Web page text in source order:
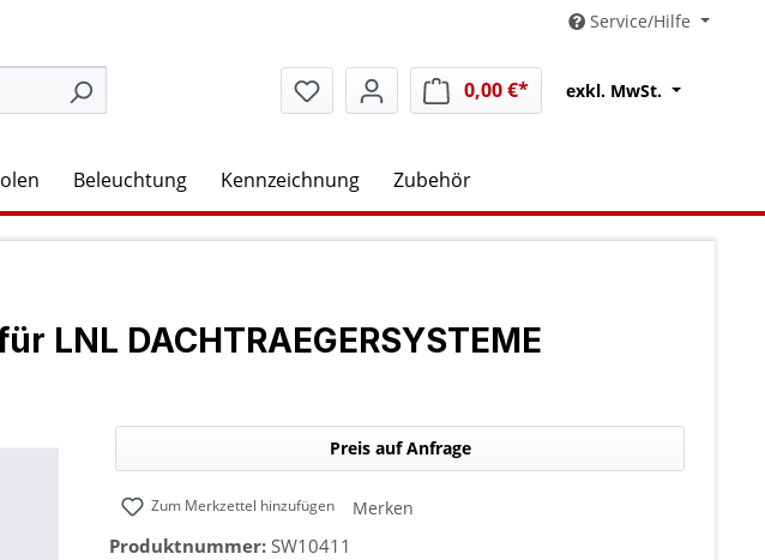
Service/Hilfe
0,00 €*Warenkorb enthält 0
exkl. MwSt.
Beleuchtung Kennzeichnung Zubehör
DACHTRAEGERSYSTEME
Preis auf Anfrage
Zum Merkzettel hinzufügen Merken
Produktnummer: SW10411